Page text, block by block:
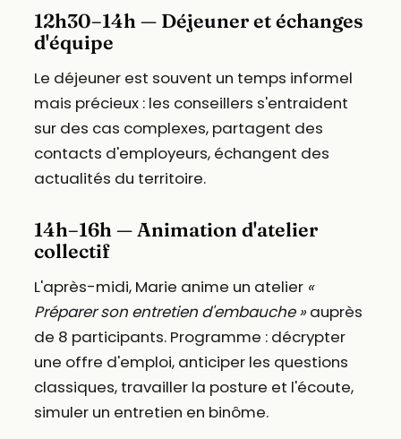
12h30–14h — Déjeuner et échanges
d'équipe
Le déjeuner est souvent un temps informel
mais précieux : les conseillers s'entraident
sur des cas complexes, partagent des
contacts d'employeurs, échangent des
actualités du territoire.
14h–16h — Animation d'atelier
collectif
L'après-midi, Marie anime un atelier «
Préparer son entretien d'embauche »auprès
de 8 participants. Programme : décrypter
une offre d'emploi, anticiper les questions
classiques, travailler la posture et l'écoute,
simuler un entretien en binôme.